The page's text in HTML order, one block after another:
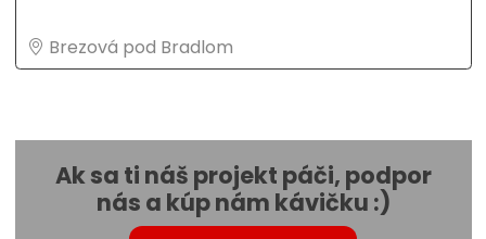
Brezová pod Bradlom
Ak sa ti náš projekt páči, podpor
nás a kúp nám kávičku :)